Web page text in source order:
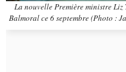
La nouvelle Première ministre
Balmoral ce 6 septembre (Photo :